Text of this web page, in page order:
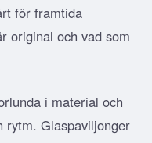
för framtida
original och vad som
i material och
rytm. Glaspaviljonger